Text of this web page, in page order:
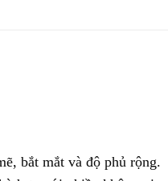
bắt mắt và độ phủ rộng.